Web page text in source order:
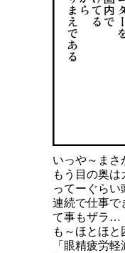
いっや～ま
もう目の奥
ってーぐらい
連続で仕事で
て事もザラ…
も～ほとほ
「眼精疲労